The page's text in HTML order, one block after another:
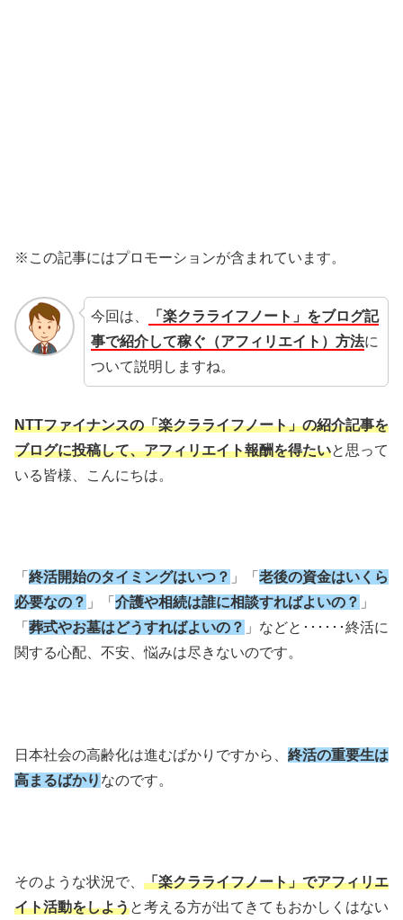
※この記事にはプロモーションが含まれています。
今回は、
「楽クラライフノート」をブログ記
事で紹介して稼ぐ（アフィリエイト）方法に
ついて説明しますね。
NTTファイナンスの「楽クラライフノート」の紹介記事を
ブログに投稿して、アフィリエイト報酬を得たいと思って
いる皆様、こんにちは。
「 終活開始のタイミングはいつ？ 」「 老後の資金はいくら
必要なの？ 」「 介護や相続は誰に相談すればよいの？ 」
「 葬式やお墓はどうすればよいの？ 」などと･･････終活に
関する心配、不安、悩みは尽きないのです。
日本社会の高齢化は進むばかりですから、 終活の重要生は
高まるばかり なのです。
そのような状況で、 「楽クラライフノート」でアフィリエ
イト活動をしようと考える方が出てきてもおかしくはない